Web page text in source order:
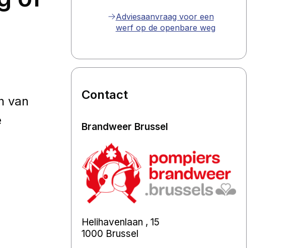
van
Adviesaanvraag voor een
werf op de openbare weg
Contact
Brandweer Brussel
Helihavenlaan , 15
1000 Brussel